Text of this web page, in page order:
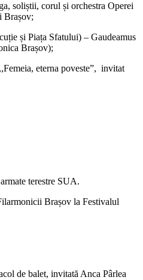
soliștii, corul și orchestra Operei
Brașov;
și Piața Sfatului) – Gaudeamus
Brașov);
eterna poveste”, invitat
terestre SUA.
Brașov la Festivalul
de balet, invitată Anca Pârlea